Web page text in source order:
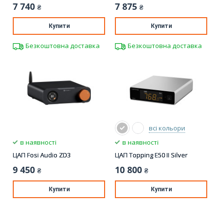
7 740 ₴
Купити
Безкоштовна доставка
7 875 ₴
Купити
Безкоштовна доставка
в наявності
ЦАП Fosi Audio ZD3
9 450 ₴
Купити
всі кольори
в наявності
ЦАП Topping E50 II Silver
10 800 ₴
Купити